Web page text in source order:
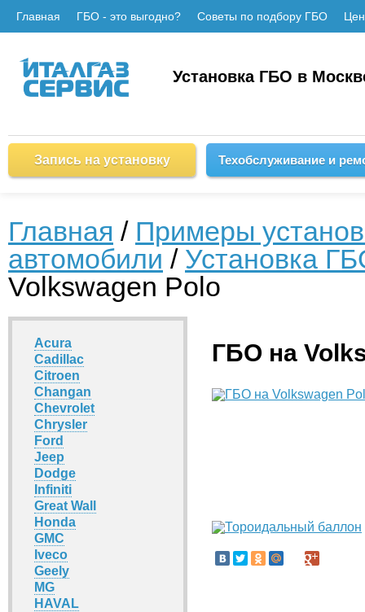
Главная ГБО - это выгодно? Советы по подбору ГБО
Установка ГБО в
Запись на установку Техобслуживание и
Главная / Примеры
автомобили / Установка
Volkswagen Polo
Acura
Cadillac
Citroen
Changan
Chevrolet
Chrysler
Ford
Jeep
Dodge
Infiniti
Great Wall
Honda
GMC
Iveco
Geely
MG
HAVAL
ГБО на